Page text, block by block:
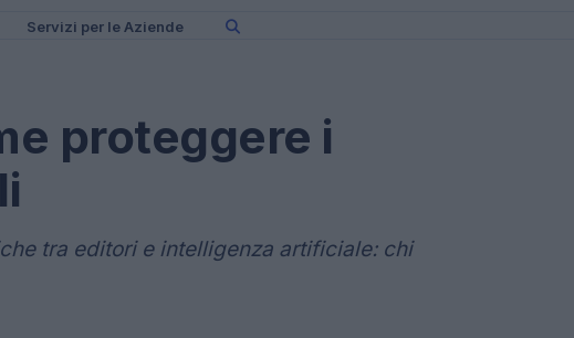
Servizi per le Aziende
proteggere i
tra editori e intelligenza artificiale: chi